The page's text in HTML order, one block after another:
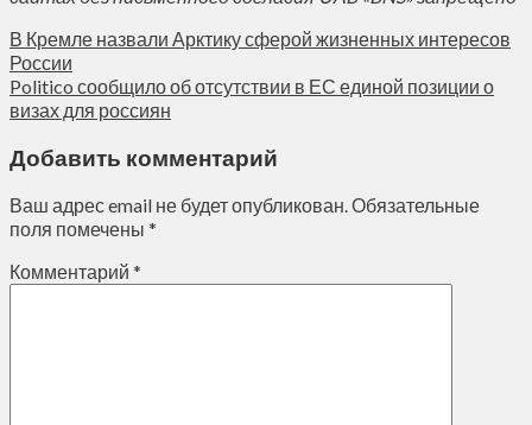
В Кремле назвали Арктику сферой жизненных интересов
России
Politico сообщило об отсутствии в ЕС единой позиции о
визах для россиян
Добавить комментарий
Ваш адрес email не будет опубликован.Обязательные
поля помечены *
Комментарий *